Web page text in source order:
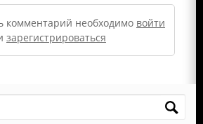
комментарий необходимо войти
зарегистрироваться